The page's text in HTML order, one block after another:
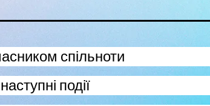
спільноти
події